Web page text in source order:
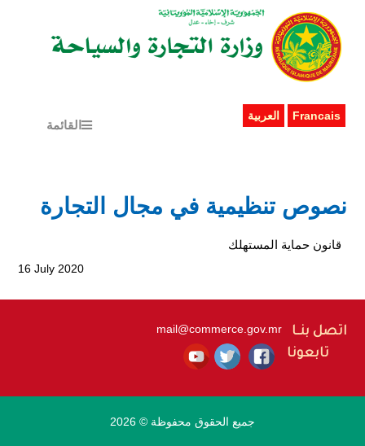
Francais العربية
القائمة
نصوص تنظيمية في مجال التجارة
قانون حماية المستهلك
16 July 2020
اتصل بنــا mail@commerce.gov.mr
تابعونا
جميع الحقوق محفوظة © 2026